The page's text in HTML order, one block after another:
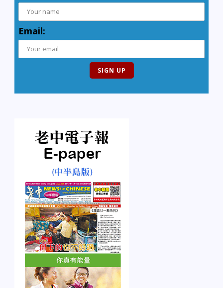
Email: